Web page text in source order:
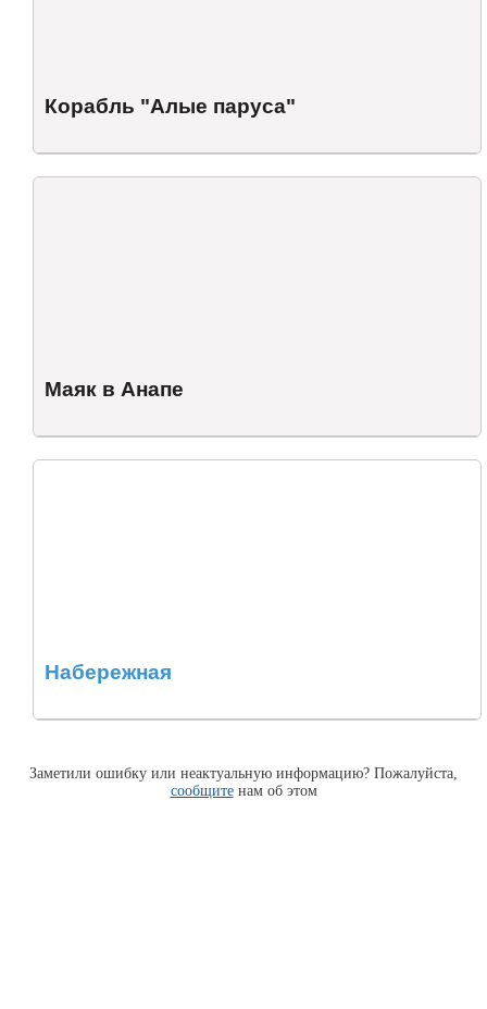
Корабль "Алые паруса"
Маяк в Анапе
Набережная
Заметили ошибку или неактуальную информацию? Пожалуйста,
сообщитенам об этом